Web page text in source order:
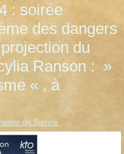
: soirée
des dangers
du
Ranson : »
« , à
de Sienne